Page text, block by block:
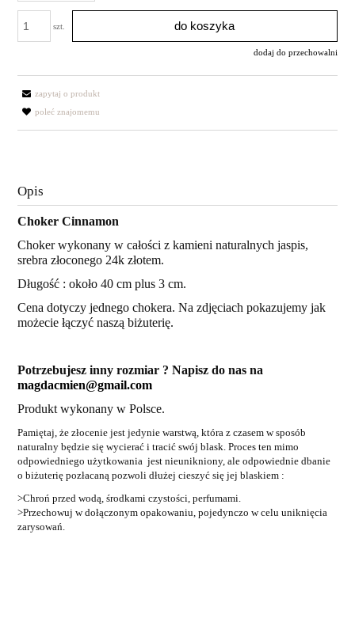
szt. do koszyka
dodaj do przechowalni
zapytaj o produkt
poleć znajomemu
Opis
Choker Cinnamon
Choker wykonany w całości z kamieni naturalnych jaspis,
srebra złoconego 24k złotem.
Długość : około 40 cm plus 3 cm.
Cena dotyczy jednego chokera. Na zdjęciach pokazujemy jak
możecie łączyć naszą biżuterię.
Potrzebujesz inny rozmiar ? Napisz do nas na
magdacmien@gmail.com
Produkt wykonany w Polsce.
Pamiętaj, że złocenie jest jedynie warstwą, która z czasem w sposób
naturalny będzie się wycierać i tracić swój blask. Proces ten mimo
odpowiedniego użytkowania jest nieunikniony, ale odpowiednie dbanie
o biżuterię pozłacaną pozwoli dłużej cieszyć się jej blaskiem :
>Chroń przed wodą, środkami czystości, perfumami.
>Przechowuj w dołączonym opakowaniu, pojedynczo w celu uniknięcia
zarysowań.